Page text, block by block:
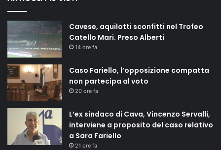
Cavese, aquilotti sconfitti nel Trofeo
Catello Mari. Preso Alberti
14 ore fa
Caso Fariello, l’opposizione compatta
non partecipa al voto
20 ore fa
L’ex sindaco di Cava, Vincenzo Servalli,
interviene a proposito del caso relativo
a Sara Fariello
21 ore fa